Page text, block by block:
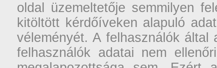
oldal üzemeltetője semmilyen
kitöltött kérdőíveken alapuló
véleményét. A felhasználók
felhasználók adatai nem